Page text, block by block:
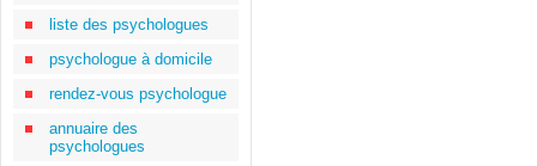
liste des psychologues
psychologue à domicile
rendez-vous psychologue
annuaire des
psychologues